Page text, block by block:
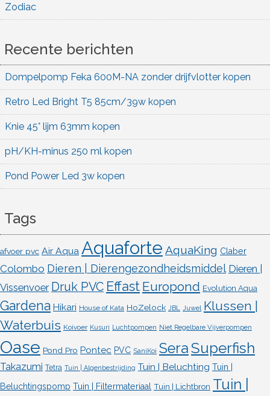
Zodiac
Recente berichten
Dompelpomp Feka 600M-NA zonder drijfvlotter kopen
Retro Led Bright T5 85cm/39w kopen
Knie 45° lijm 63mm kopen
pH/KH-minus 250 ml kopen
Pond Power Led 3w kopen
Tags
afvoer pvc Air Aqua Aquaforte AquaKing Claber
Colombo Dieren | Dierengezondheidsmiddel Dieren |
Vissenvoer Druk PVC Effast Europond Evolution Aqua
Gardena Hikari House of Kata HoZelock JBL Juwel Klussen |
Waterbuis Koivoer Kusuri Luchtpompen Niet Regelbare Vijverpompen
Oase Pond Pro Pontec PVC SaniKoi SeraSuperfish
Takazumi Tetra Tuin | Algenbestrijding Tuin | Beluchting Tuin |
Beluchtingspomp Tuin | Filtermateriaal Tuin | Lichtbron Tuin |